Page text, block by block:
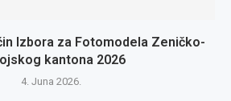
Izbora za Fotomodela Zeničko-
kantona 2026
4. Juna 2026.